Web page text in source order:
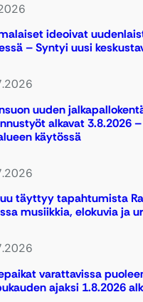
ideoivat
– Syntyi uusi
uuden
alkavat 3.8.2026
käytössä
täyttyy tapahtumista
musiikkia, elokuvia ja
varattavissa
ajaksi 1.8.2026